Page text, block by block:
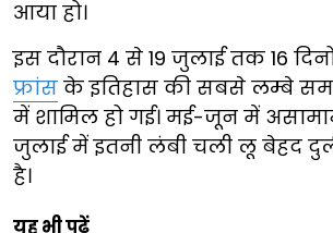
आया हो।
इस दौरान 4 से 19 जुलाई तक 16
फ्रांस के इतिहास की सबसे लम्बे
में शामिल हो गई। मई-जून में
जुलाई में इतनी लंबी चली लू बेहद
है।
यह भी पढ़ें